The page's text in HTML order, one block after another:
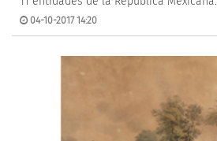
04-10-2017 14:20